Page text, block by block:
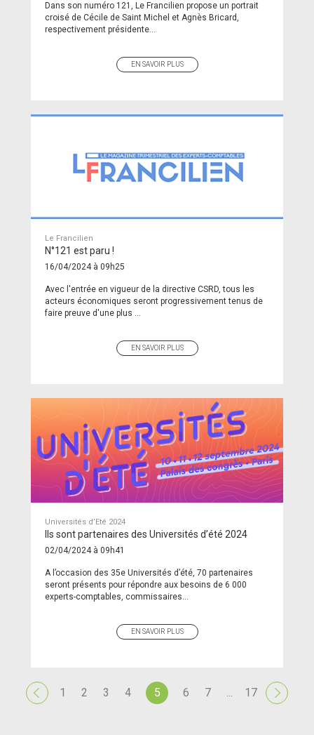
Dans son numéro 121, Le Francilien propose un portrait
croisé de Cécile de Saint Michel et Agnès Bricard,
respectivement présidente...
EN SAVOIR PLUS
Le Francilien
N°121 est paru !
16/04/2024 à 09h25
Avec l'entrée en vigueur de la directive CSRD, tous les
acteurs économiques seront progressivement tenus de
faire preuve d'une plus ...
EN SAVOIR PLUS
Universités d’Eté 2024
Ils sont partenaires des Universités d’été 2024
02/04/2024 à 09h41
A l’occasion des 35e Universités d’été, 70 partenaires
seront présents pour répondre aux besoins de 6 000
experts-comptables, commissaires...
EN SAVOIR PLUS
1 2 3 4 5 6 7 ... 17